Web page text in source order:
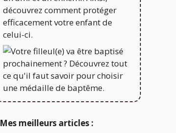
Mes meilleurs articles :